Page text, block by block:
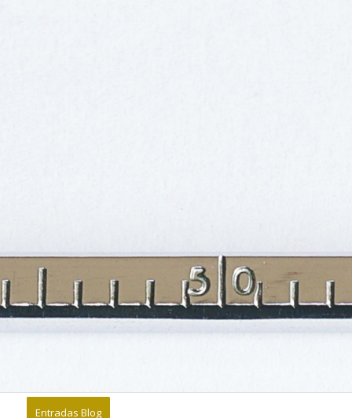
Entradas Blog